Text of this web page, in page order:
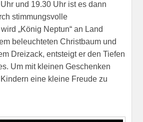
und 19.30 Uhr ist es dann
stimmungsvolle
„König Neptun“ an Land
beleuchteten Christbaum und
Dreizack, entsteigt er den Tiefen
Um mit kleinen Geschenken
eine kleine Freude zu